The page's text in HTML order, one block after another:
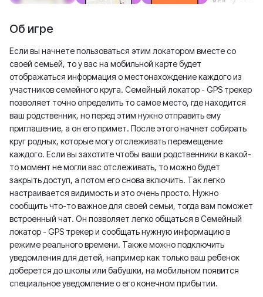
Об игре
Если вы начнете пользоваться этим локатором вместе со
своей семьей, то у вас на мобильной карте будет
отображаться информация о местонахождение каждого из
участников семейного круга. Семейный локатор - GPS трекер
позволяет точно определить то самое место, где находится
ваш родственник, но перед этим нужно отправить ему
приглашение, а он его примет. После этого начнет собирать
круг родных, которые могу отслеживать перемещение
каждого. Если вы захотите чтобы ваши родственники в какой-
то момент не могли вас отслеживать, то можно будет
закрыть доступ, а потом его снова включить. Так легко
настраивается видимость и это очень просто. Нужно
сообщить что-то важное для своей семьи, тогда вам поможет
встроенный чат. Он позволяет легко общаться в Семейный
локатор - GPS трекер и сообщать нужную информацию в
режиме реального времени. Также можно подключить
уведомления для детей, например как только ваш ребенок
доберется до школы или бабушки, на мобильном появится
специальное уведомление о его конечном прибытии.